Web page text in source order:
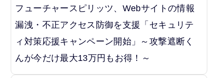
フューチャースピリッツ、Webサイトの情報
漏洩・不正アクセス防御を支援「セキュリテ
ィ対策応援キャンペーン開始」～攻撃遮断く
んが今だけ最大13万円もお得！～